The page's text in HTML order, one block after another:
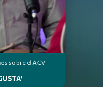
sobre el ACV